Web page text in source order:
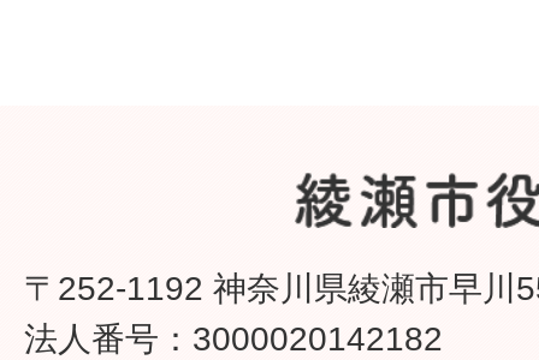
〒252-1192 神奈川県綾瀬市早川
法人番号：3000020142182